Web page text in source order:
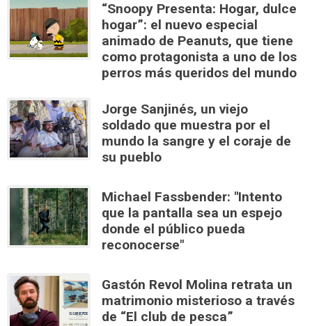
“Snoopy Presenta: Hogar, dulce
hogar”: el nuevo especial
animado de Peanuts, que tiene
como protagonista a uno de los
perros más queridos del mundo
Jorge Sanjinés, un viejo
soldado que muestra por el
mundo la sangre y el coraje de
su pueblo
Michael Fassbender: "Intento
que la pantalla sea un espejo
donde el público pueda
reconocerse"
Gastón Revol Molina retrata un
matrimonio misterioso a través
de “El club de pesca”